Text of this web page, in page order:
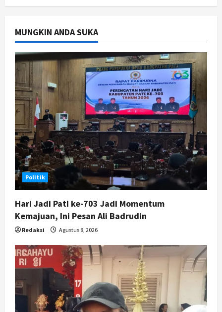
Politik
Cagar Budaya RSUD Soewondo Jadi
Sorotan, Hasil Kajian Tim Provinsi
Segera Keluar
Agustus 7, 2026
5
Nasional
BRIN Kembangkan Sepatu Murah
Mulai Rp75 Ribu untuk Sekolah
Rakyat
Agustus 7, 2026
MUNGKIN ANDA SUKA
Politik
Hari Jadi Pati ke-703 Jadi Momentum
Kemajuan, Ini Pesan Ali Badrudin
Redaksi Agustus 8, 2026